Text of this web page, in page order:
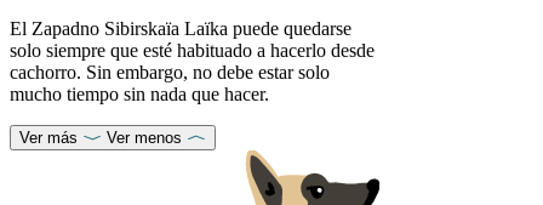
El Zapadno Sibirskaïa Laïka puede quedarse
solo siempre que esté habituado a hacerlo desde
cachorro. Sin embargo, no debe estar solo
mucho tiempo sin nada que hacer.
Ver más Ver menos